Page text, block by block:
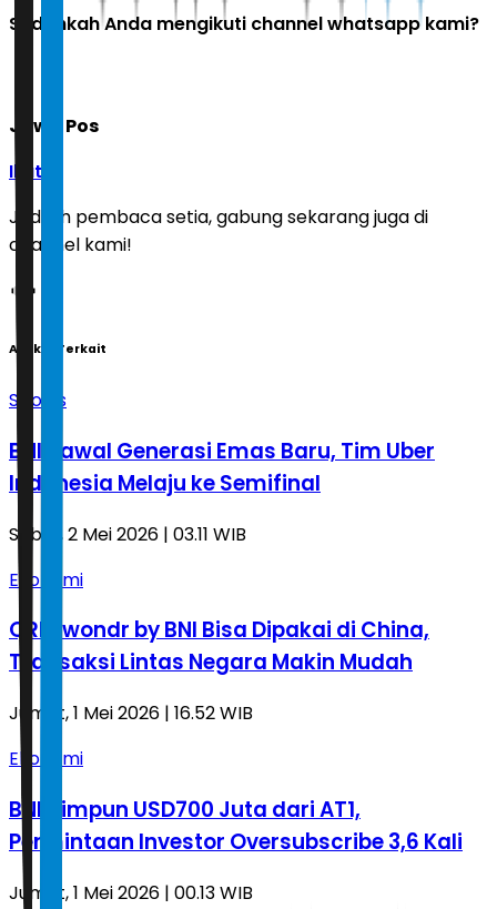
Sudahkah Anda mengikuti channel whatsapp kami?
Jawa Pos
Ikuti
Jadilah pembaca setia, gabung sekarang juga di
channel kami!
Artikel Terkait
Sports
BNI Kawal Generasi Emas Baru, Tim Uber
Indonesia Melaju ke Semifinal
Sabtu, 2 Mei 2026 | 03.11 WIB
Ekonomi
QRIS wondr by BNI Bisa Dipakai di China,
Transaksi Lintas Negara Makin Mudah
Jumat, 1 Mei 2026 | 16.52 WIB
Ekonomi
BNI Himpun USD700 Juta dari AT1,
Permintaan Investor Oversubscribe 3,6 Kali
Jumat, 1 Mei 2026 | 00.13 WIB